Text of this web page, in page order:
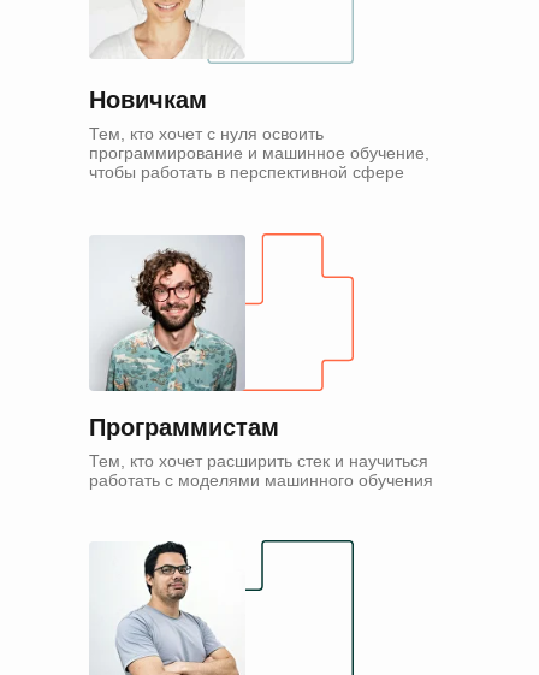
Новичкам
Программистам
Тем, кто хочет с нуля освоить
программирование и машинное обучение,
чтобы работать в перспективной сфере
Тем, кто хочет расширить стек и научиться
работать с моделями машинного обучения